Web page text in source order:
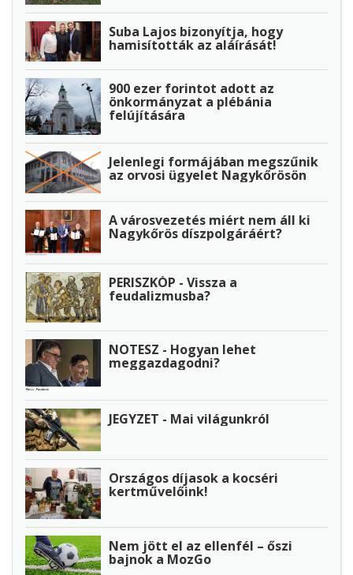
Suba Lajos bizonyítja, hogy
hamisították az aláírását!
900 ezer forintot adott az
önkormányzat a plébánia
felújítására
Jelenlegi formájában megszűnik
az orvosi ügyelet Nagykőrösön
A városvezetés miért nem áll ki
Nagykőrös díszpolgáráért?
PERISZKÓP - Vissza a
feudalizmusba?
NOTESZ - Hogyan lehet
meggazdagodni?
JEGYZET - Mai világunkról
Országos díjasok a kocséri
kertművelőink!
Nem jött el az ellenfél – őszi
bajnok a MozGo